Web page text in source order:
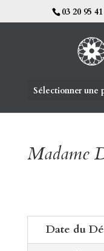
03 20 95
Sélectionner une
Madame
Date du